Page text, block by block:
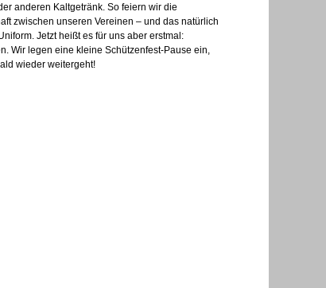
anderen Kaltgetränk. So feiern wir die
zwischen unseren Vereinen – und das natürlich
Jetzt heißt es für uns aber erstmal:
Wir legen eine kleine Schützenfest-Pause ein,
wieder weitergeht!